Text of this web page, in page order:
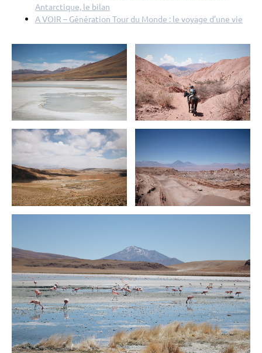
Antarctique, le bilan
A VOIR – Génération Tour du Monde : le voyage d’une vie